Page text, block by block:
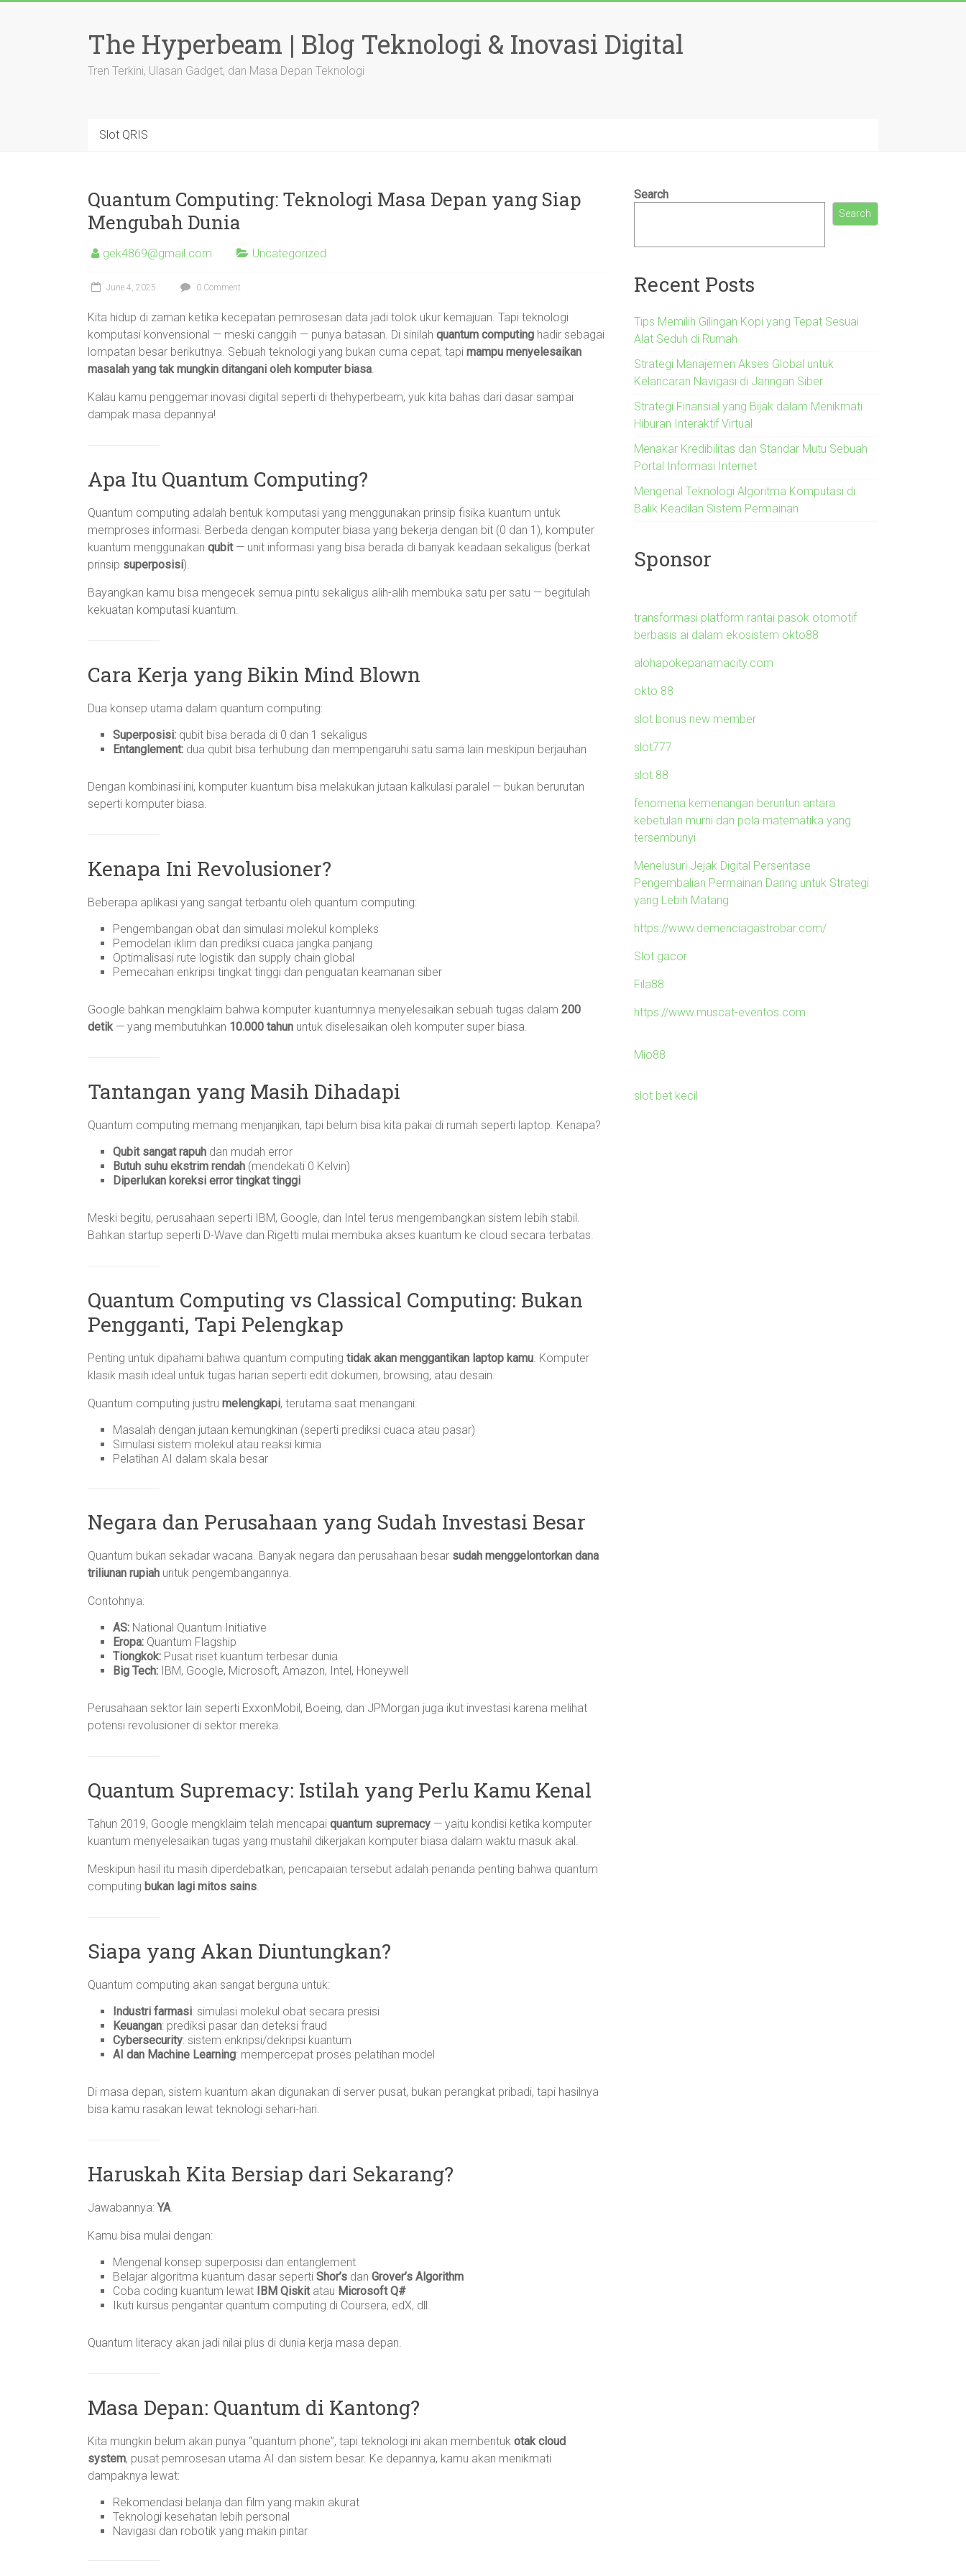
The Hyperbeam | Blog Teknologi & Inovasi Digital
Tren Terkini, Ulasan Gadget, dan Masa Depan Teknologi
Slot QRIS
Quantum Computing: Teknologi Masa Depan yang Siap
Mengubah Dunia
gek4869@gmail.com Uncategorized
June 4, 2025 0 Comment
Kita hidup di zaman ketika kecepatan pemrosesan data jadi tolok ukur kemajuan. Tapi teknologi
komputasi konvensional — meski canggih — punya batasan. Di sinilah quantum computing hadir sebagai
lompatan besar berikutnya. Sebuah teknologi yang bukan cuma cepat, tapi mampu menyelesaikan
masalah yang tak mungkin ditangani oleh komputer biasa.
Kalau kamu penggemar inovasi digital seperti di thehyperbeam, yuk kita bahas dari dasar sampai
dampak masa depannya!
Apa Itu Quantum Computing?
Quantum computing adalah bentuk komputasi yang menggunakan prinsip fisika kuantum untuk
memproses informasi. Berbeda dengan komputer biasa yang bekerja dengan bit (0 dan 1), komputer
kuantum menggunakan qubit— unit informasi yang bisa berada di banyak keadaan sekaligus (berkat
prinsip superposisi).
Bayangkan kamu bisa mengecek semua pintu sekaligus alih-alih membuka satu per satu — begitulah
kekuatan komputasi kuantum.
Cara Kerja yang Bikin Mind Blown
Dua konsep utama dalam quantum computing:
Superposisi: qubit bisa berada di 0 dan 1 sekaligus
Entanglement: dua qubit bisa terhubung dan mempengaruhi satu sama lain meskipun berjauhan
Dengan kombinasi ini, komputer kuantum bisa melakukan jutaan kalkulasi paralel — bukan berurutan
seperti komputer biasa.
Kenapa Ini Revolusioner?
Beberapa aplikasi yang sangat terbantu oleh quantum computing:
Pengembangan obat dan simulasi molekul kompleks
Pemodelan iklim dan prediksi cuaca jangka panjang
Optimalisasi rute logistik dan supply chain global
Pemecahan enkripsi tingkat tinggi dan penguatan keamanan siber
Google bahkan mengklaim bahwa komputer kuantumnya menyelesaikan sebuah tugas dalam 200
detik— yang membutuhkan 10.000 tahun untuk diselesaikan oleh komputer super biasa.
Tantangan yang Masih Dihadapi
Quantum computing memang menjanjikan, tapi belum bisa kita pakai di rumah seperti laptop. Kenapa?
Qubit sangat rapuh dan mudah error
Butuh suhu ekstrim rendah (mendekati 0 Kelvin)
Diperlukan koreksi error tingkat tinggi
Meski begitu, perusahaan seperti IBM, Google, dan Intel terus mengembangkan sistem lebih stabil.
Bahkan startup seperti D-Wave dan Rigetti mulai membuka akses kuantum ke cloud secara terbatas.
Quantum Computing vs Classical Computing: Bukan
Pengganti, Tapi Pelengkap
Penting untuk dipahami bahwa quantum computing tidak akan menggantikan laptop kamu. Komputer
klasik masih ideal untuk tugas harian seperti edit dokumen, browsing, atau desain.
Quantum computing justru melengkapi, terutama saat menangani:
Masalah dengan jutaan kemungkinan (seperti prediksi cuaca atau pasar)
Simulasi sistem molekul atau reaksi kimia
Pelatihan AI dalam skala besar
Negara dan Perusahaan yang Sudah Investasi Besar
Quantum bukan sekadar wacana. Banyak negara dan perusahaan besar sudah menggelontorkan dana
triliunan rupiah untuk pengembangannya.
Contohnya:
AS: National Quantum Initiative
Eropa: Quantum Flagship
Tiongkok: Pusat riset kuantum terbesar dunia
Big Tech: IBM, Google, Microsoft, Amazon, Intel, Honeywell
Perusahaan sektor lain seperti ExxonMobil, Boeing, dan JPMorgan juga ikut investasi karena melihat
potensi revolusioner di sektor mereka.
Quantum Supremacy: Istilah yang Perlu Kamu Kenal
Tahun 2019, Google mengklaim telah mencapai quantum supremacy — yaitu kondisi ketika komputer
kuantum menyelesaikan tugas yang mustahil dikerjakan komputer biasa dalam waktu masuk akal.
Meskipun hasil itu masih diperdebatkan, pencapaian tersebut adalah penanda penting bahwa quantum
computing bukan lagi mitos sains.
Siapa yang Akan Diuntungkan?
Quantum computing akan sangat berguna untuk:
Industri farmasi: simulasi molekul obat secara presisi
Keuangan: prediksi pasar dan deteksi fraud
Cybersecurity: sistem enkripsi/dekripsi kuantum
AI dan Machine Learning: mempercepat proses pelatihan model
Di masa depan, sistem kuantum akan digunakan di server pusat, bukan perangkat pribadi, tapi hasilnya
bisa kamu rasakan lewat teknologi sehari-hari.
Haruskah Kita Bersiap dari Sekarang?
Jawabannya:YA.
Kamu bisa mulai dengan:
Mengenal konsep superposisi dan entanglement
Belajar algoritma kuantum dasar seperti Shor’s dan Grover’s Algorithm
Coba coding kuantum lewat IBM Qiskitatau Microsoft Q#
Ikuti kursus pengantar quantum computing di Coursera, edX, dll.
Quantum literacy akan jadi nilai plus di dunia kerja masa depan.
Masa Depan: Quantum di Kantong?
Kita mungkin belum akan punya “quantum phone”, tapi teknologi ini akan membentuk otak cloud
system, pusat pemrosesan utama AI dan sistem besar. Ke depannya, kamu akan menikmati
dampaknya lewat:
Rekomendasi belanja dan film yang makin akurat
Teknologi kesehatan lebih personal
Navigasi dan robotik yang makin pintar
Search
Search
Recent Posts
Tips Memilih Gilingan Kopi yang Tepat Sesuai
Alat Seduh di Rumah
Strategi Manajemen Akses Global untuk
Kelancaran Navigasi di Jaringan Siber
Strategi Finansial yang Bijak dalam Menikmati
Hiburan Interaktif Virtual
Menakar Kredibilitas dan Standar Mutu Sebuah
Portal Informasi Internet
Mengenal Teknologi Algoritma Komputasi di
Balik Keadilan Sistem Permainan
Sponsor
transformasi platform rantai pasok otomotif
berbasis ai dalam ekosistem okto88
alohapokepanamacity.com
okto 88
slot bonus new member
slot777
slot 88
fenomena kemenangan beruntun antara
kebetulan murni dan pola matematika yang
tersembunyi
Menelusuri Jejak Digital Persentase
Pengembalian Permainan Daring untuk Strategi
yang Lebih Matang
https://www.demenciagastrobar.com/
Slot gacor
Fila88
https://www.muscat-eventos.com
Mio88
slot bet kecil